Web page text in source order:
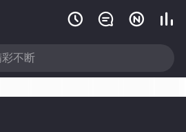
   